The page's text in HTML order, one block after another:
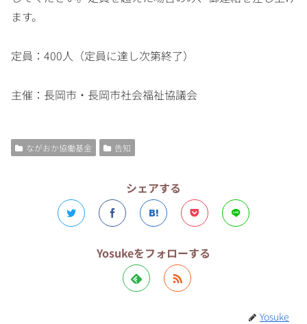
ます。
定員：400人（定員に達し次第終了）
主催：長岡市・長岡市社会福祉協議会
ながおか協働基金 告知
シェアする
Yosukeをフォローする
Yosuke